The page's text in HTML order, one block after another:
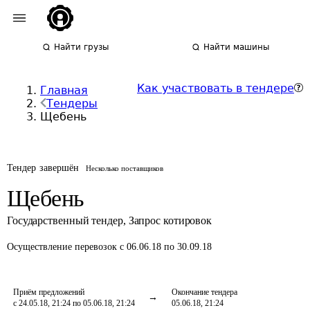
Найти грузы Найти машины
Главная
Тендеры
Щебень
Как участвовать в тендере
Тендер завершён Несколько поставщиков
Щебень
Государственный тендер, Запрос котировок
Осуществление перевозок с 06.06.18 по 30.09.18
Приём предложений
с 24.05.18, 21:24 по 05.06.18, 21:24
Окончание тендера
05.06.18, 21:24